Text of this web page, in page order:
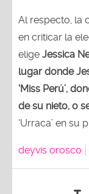
Al respecto, la
en criticar la
elige Jessica
lugar donde
‘Miss Perú’,
de su nieto, o
‘Urraca’ en su
deyvis orosco